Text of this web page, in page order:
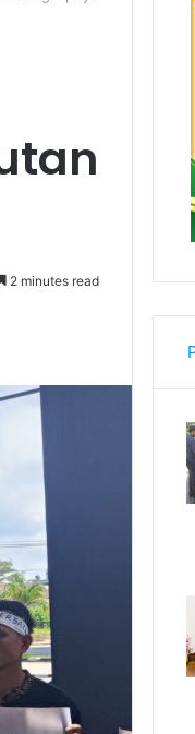
2 minutes read